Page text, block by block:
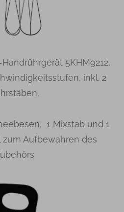
5KHM9212,
inkl. 2
1 Mixstab und 1
Aufbewahren des